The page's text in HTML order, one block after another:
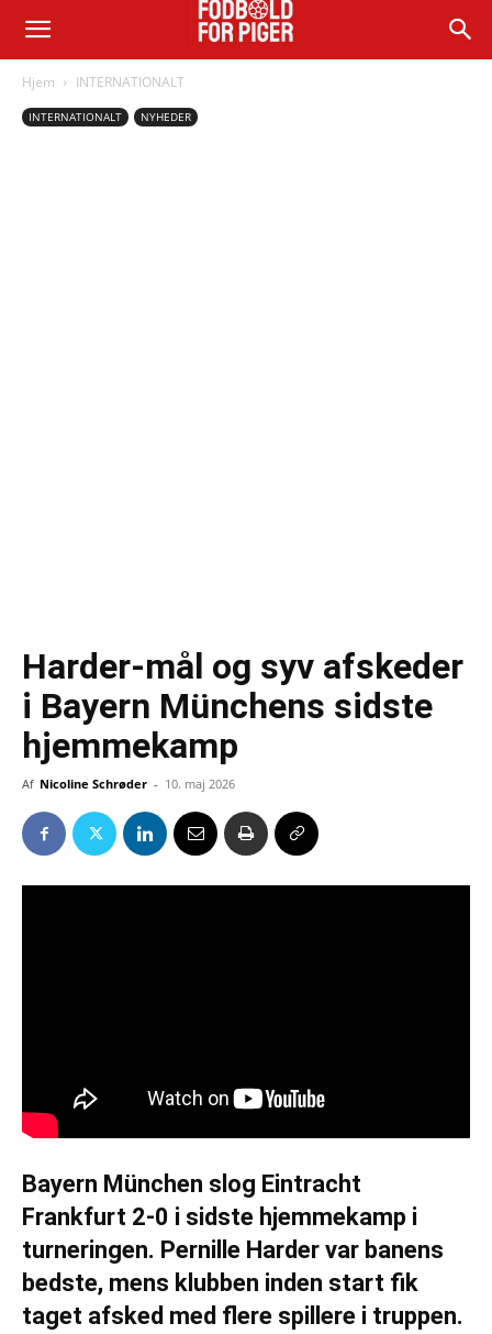
Hjem INTERNATIONALT
INTERNATIONALT NYHEDER
Harder-mål og syv afskeder
i Bayern Münchens sidste
hjemmekamp
Af Nicoline Schrøder - 10. maj 2026
Bayern München slog Eintracht
Frankfurt 2-0 i sidste hjemmekamp i
turneringen. Pernille Harder var banens
bedste, mens klubben inden start fik
taget afsked med flere spillere i truppen.